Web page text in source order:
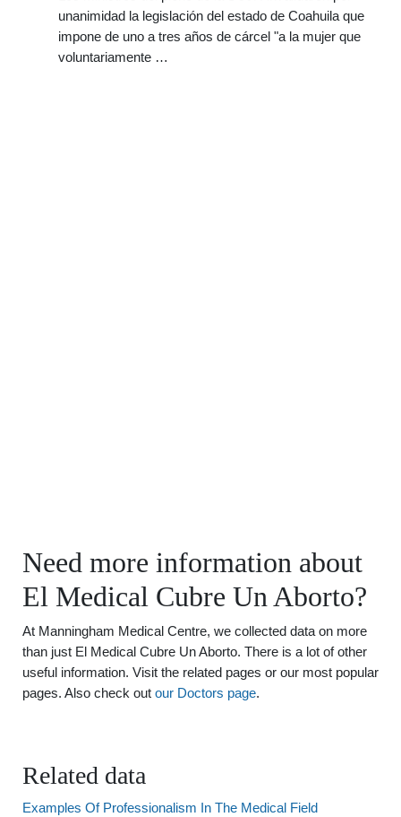
unanimidad la legislación del estado de Coahuila que
impone de uno a tres años de cárcel "a la mujer que
voluntariamente …
Need more information about
El Medical Cubre Un Aborto?
At Manningham Medical Centre, we collected data on more
than just El Medical Cubre Un Aborto. There is a lot of other
useful information. Visit the related pages or our most popular
pages. Also check out our Doctors page.
Related data
Examples Of Professionalism In The Medical Field